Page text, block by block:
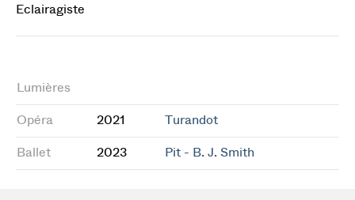
Eclairagiste
Lumières
Opéra 2021 Turandot
Ballet 2023 Pit - B. J. Smith